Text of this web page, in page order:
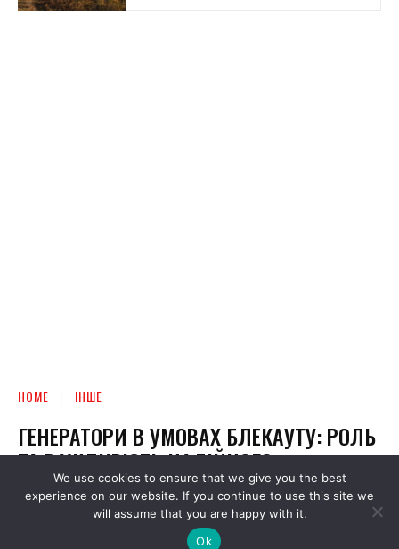
We use cookies to ensure that we give you the best
experience on our website. If you continue to use this site we
will assume that you are happy with it.
Ok